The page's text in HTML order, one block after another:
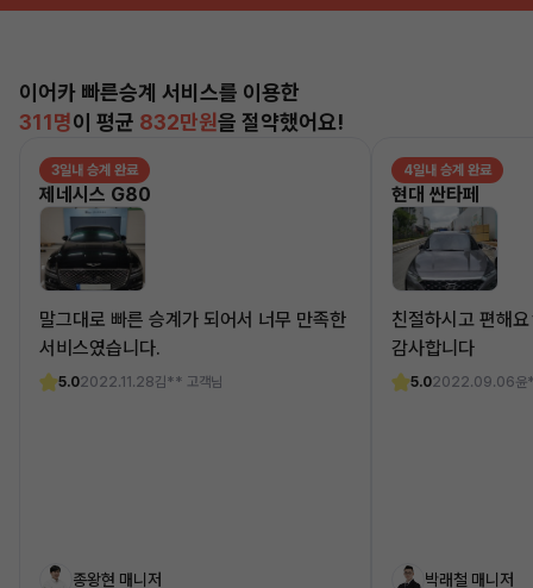
이어카 빠른승계 서비스를 이용한
311명이 평균 832만원을 절약했어요!
3일내 승계 완료
제네시스 G80
말그대로 빠른 승계가 되어서 너무 만족한
서비스였습니다.
5.02022.11.28김** 고객님
종왕현 매니저
4일내 승계 완료
현대 싼타페
친절하시고 편해
감사합니다
5.02022.09.06윤
박래철 매니저